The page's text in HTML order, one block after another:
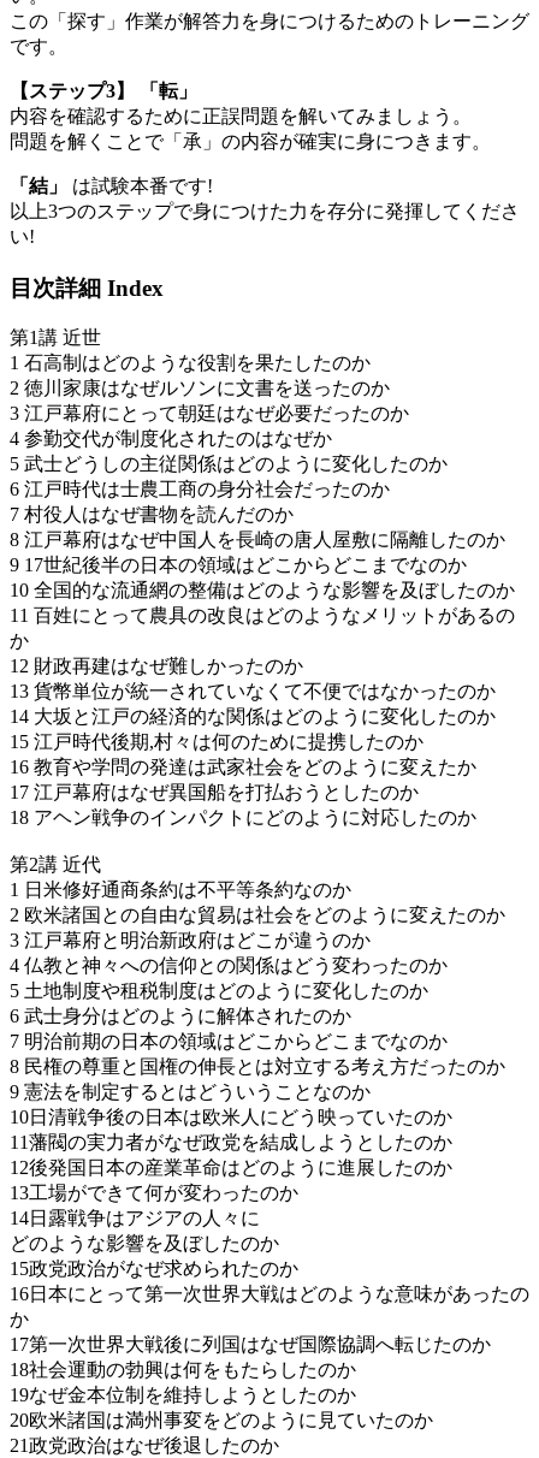
この「探す」作業が解答力を身につけるためのトレーニング
です。
【ステップ3】 「転」
内容を確認するために正誤問題を解いてみましょう。
問題を解くことで「承」の内容が確実に身につきます。
「結」 は試験本番です!
以上3つのステップで身につけた力を存分に発揮してくださ
い!
目次詳細 Index
第1講 近世
1 石高制はどのような役割を果たしたのか
2 徳川家康はなぜルソンに文書を送ったのか
3 江戸幕府にとって朝廷はなぜ必要だったのか
4 参勤交代が制度化されたのはなぜか
5 武士どうしの主従関係はどのように変化したのか
6 江戸時代は士農工商の身分社会だったのか
7 村役人はなぜ書物を読んだのか
8 江戸幕府はなぜ中国人を長崎の唐人屋敷に隔離したのか
9 17世紀後半の日本の領域はどこからどこまでなのか
10 全国的な流通網の整備はどのような影響を及ぼしたのか
11 百姓にとって農具の改良はどのようなメリットがあるの
か
12 財政再建はなぜ難しかったのか
13 貨幣単位が統一されていなくて不便ではなかったのか
14 大坂と江戸の経済的な関係はどのように変化したのか
15 江戸時代後期,村々は何のために提携したのか
16 教育や学問の発達は武家社会をどのように変えたか
17 江戸幕府はなぜ異国船を打払おうとしたのか
18 アヘン戦争のインパクトにどのように対応したのか
第2講 近代
1 日米修好通商条約は不平等条約なのか
2 欧米諸国との自由な貿易は社会をどのように変えたのか
3 江戸幕府と明治新政府はどこが違うのか
4 仏教と神々への信仰との関係はどう変わったのか
5 土地制度や租税制度はどのように変化したのか
6 武士身分はどのように解体されたのか
7 明治前期の日本の領域はどこからどこまでなのか
8 民権の尊重と国権の伸長とは対立する考え方だったのか
9 憲法を制定するとはどういうことなのか
10日清戦争後の日本は欧米人にどう映っていたのか
11藩閥の実力者がなぜ政党を結成しようとしたのか
12後発国日本の産業革命はどのように進展したのか
13工場ができて何が変わったのか
14日露戦争はアジアの人々に
どのような影響を及ぼしたのか
15政党政治がなぜ求められたのか
16日本にとって第一次世界大戦はどのような意味があったの
か
17第一次世界大戦後に列国はなぜ国際協調へ転じたのか
18社会運動の勃興は何をもたらしたのか
19なぜ金本位制を維持しようとしたのか
20欧米諸国は満州事変をどのように見ていたのか
21政党政治はなぜ後退したのか